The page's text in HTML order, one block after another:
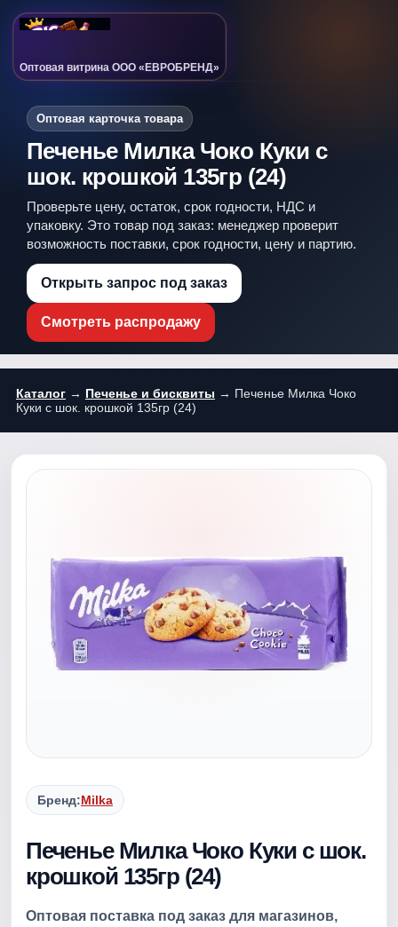
Оптовая витрина ООО «ЕВРОБРЕНД»
Оптовая карточка товара
Печенье Милка Чоко Куки c
шок. крошкой 135гр (24)
Проверьте цену, остаток, срок годности, НДС и
упаковку. Это товар под заказ: менеджер проверит
возможность поставки, срок годности, цену и партию.
Открыть запрос под заказ
Смотреть распродажу
Каталог → Печенье и бисквиты → Печенье Милка Чоко
Куки c шок. крошкой 135гр (24)
Бренд:Milka
Печенье Милка Чоко Куки c шок.
крошкой 135гр (24)
Оптовая поставка под заказ для магазинов,